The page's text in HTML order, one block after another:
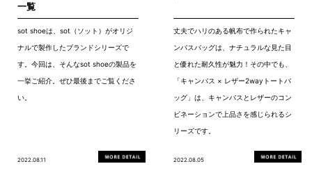
一覧
sot shoeは、sot（ソット）がオリジ
ナルで製作したブランドシリーズで
す。今回は、そんなsot shoeの製品を
一挙ご紹介。ぜひ最後までご覧くださ
い。
2022.08.11
丈夫でハリのある帆布で作られたキャ
ンバスバッグは、ナチュラルな見た目
と優れた耐久性が魅力！その中でも、
「キャンバス × レザー2wayトートバ
ッグ」は、キャンバスとレザーのコン
ビネーションで上品さを感じられるシ
リーズです。
2022.08.05